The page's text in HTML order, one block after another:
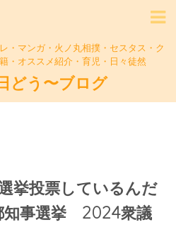
マンガ・火ノ丸相撲・セスタス・ク
・オススメ紹介・育児・日々徒然
どう〜ブログ
挙投票しているんだ
知事選挙 2024衆議